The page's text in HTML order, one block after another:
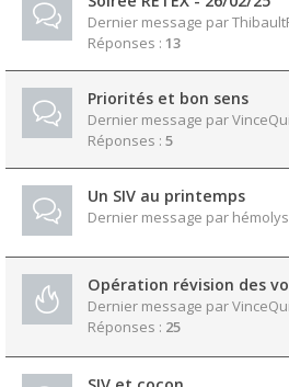
Dernier message par
Réponses : 13
Priorités et bon sens
Dernier message par
Réponses : 5
Un SIV au printemps
Dernier message par
Opération révision des
Dernier message par
Réponses : 25